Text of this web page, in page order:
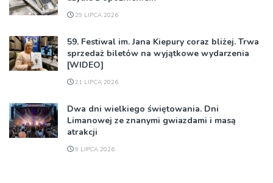
29 LIPCA 2026
59. Festiwal im. Jana Kiepury coraz bliżej. Trwa
sprzedaż biletów na wyjątkowe wydarzenia
[WIDEO]
21 LIPCA 2026
Dwa dni wielkiego świętowania. Dni
Limanowej ze znanymi gwiazdami i masą
atrakcji
9 LIPCA 2026